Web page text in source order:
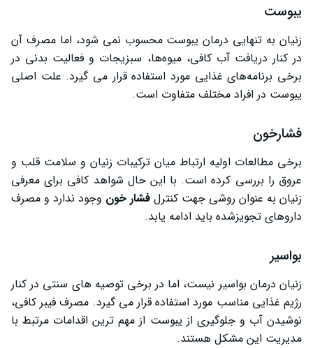
یبوست
زنیان به ‌تنهایی درمان یبوست محسوب نمی‌ شود، اما مصرف آن
در کنار دریافت آب کافی، میوه‌ها، سبزیجات و فعالیت بدنی در
برخی برنامه‌های غذایی مورد استفاده قرار می‌ گیرد. علت اصلی
یبوست در افراد مختلف متفاوت است.
فشارخون
برخی مطالعات اولیه ارتباط میان ترکیبات زنیان و سلامت قلب و
عروق را بررسی کرده است. با این حال شواهد کافی برای معرفی
زنیان به‌ عنوان روشی جهت کنترل فشار خون وجود ندارد و مصرف
داروهای تجویزشده باید ادامه یابد.
بواسیر
زنیان درمان بواسیر نیست، اما در برخی توصیه‌ های سنتی در کنار
رژیم غذایی مناسب مورد استفاده قرار می‌ گیرد. مصرف فیبر کافی،
نوشیدن آب و جلوگیری از یبوست از مهم‌ ترین اقدامات مرتبط با
مدیریت این مشکل هستند.